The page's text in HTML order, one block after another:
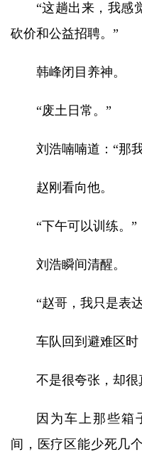
“这趟出来，我感
砍价和公益招聘。”
韩峰闭目养神。
“废土日常。”
刘浩喃喃道：“那
赵刚看向他。
“下午可以训练。”
刘浩瞬间清醒。
“赵哥，我只是表
车队回到避难区时
不是很夸张，却很
因为车上那些箱
间，医疗区能少死几